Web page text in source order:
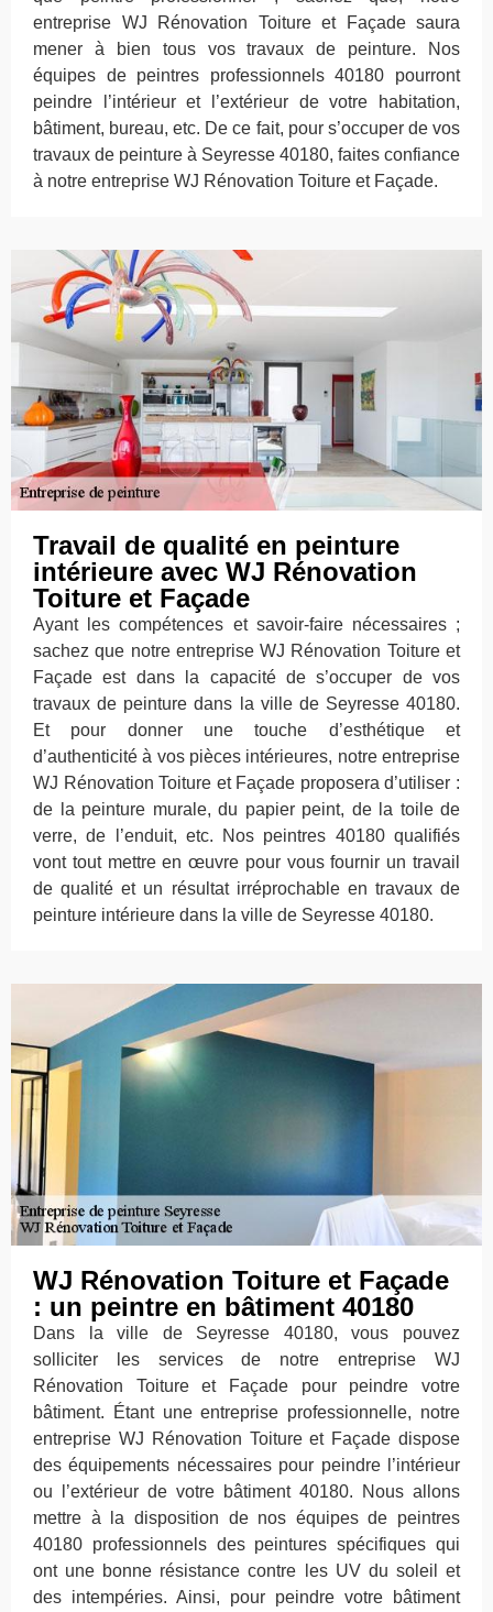
entreprise WJ Rénovation Toiture et Façade saura
mener à bien tous vos travaux de peinture. Nos
équipes de peintres professionnels 40180 pourront
peindre l’intérieur et l’extérieur de votre habitation,
bâtiment, bureau, etc. De ce fait, pour s’occuper de vos
travaux de peinture à Seyresse 40180, faites confiance
à notre entreprise WJ Rénovation Toiture et Façade.
Travail de qualité en peinture
intérieure avec WJ Rénovation
Toiture et Façade
Ayant les compétences et savoir-faire nécessaires ;
sachez que notre entreprise WJ Rénovation Toiture et
Façade est dans la capacité de s’occuper de vos
travaux de peinture dans la ville de Seyresse 40180.
Et pour donner une touche d’esthétique et
d’authenticité à vos pièces intérieures, notre entreprise
WJ Rénovation Toiture et Façade proposera d’utiliser :
de la peinture murale, du papier peint, de la toile de
verre, de l’enduit, etc. Nos peintres 40180 qualifiés
vont tout mettre en œuvre pour vous fournir un travail
de qualité et un résultat irréprochable en travaux de
peinture intérieure dans la ville de Seyresse 40180.
WJ Rénovation Toiture et Façade
: un peintre en bâtiment 40180
Dans la ville de Seyresse 40180, vous pouvez
solliciter les services de notre entreprise WJ
Rénovation Toiture et Façade pour peindre votre
bâtiment. Étant une entreprise professionnelle, notre
entreprise WJ Rénovation Toiture et Façade dispose
des équipements nécessaires pour peindre l’intérieur
ou l’extérieur de votre bâtiment 40180. Nous allons
mettre à la disposition de nos équipes de peintres
40180 professionnels des peintures spécifiques qui
ont une bonne résistance contre les UV du soleil et
des intempéries. Ainsi, pour peindre votre bâtiment